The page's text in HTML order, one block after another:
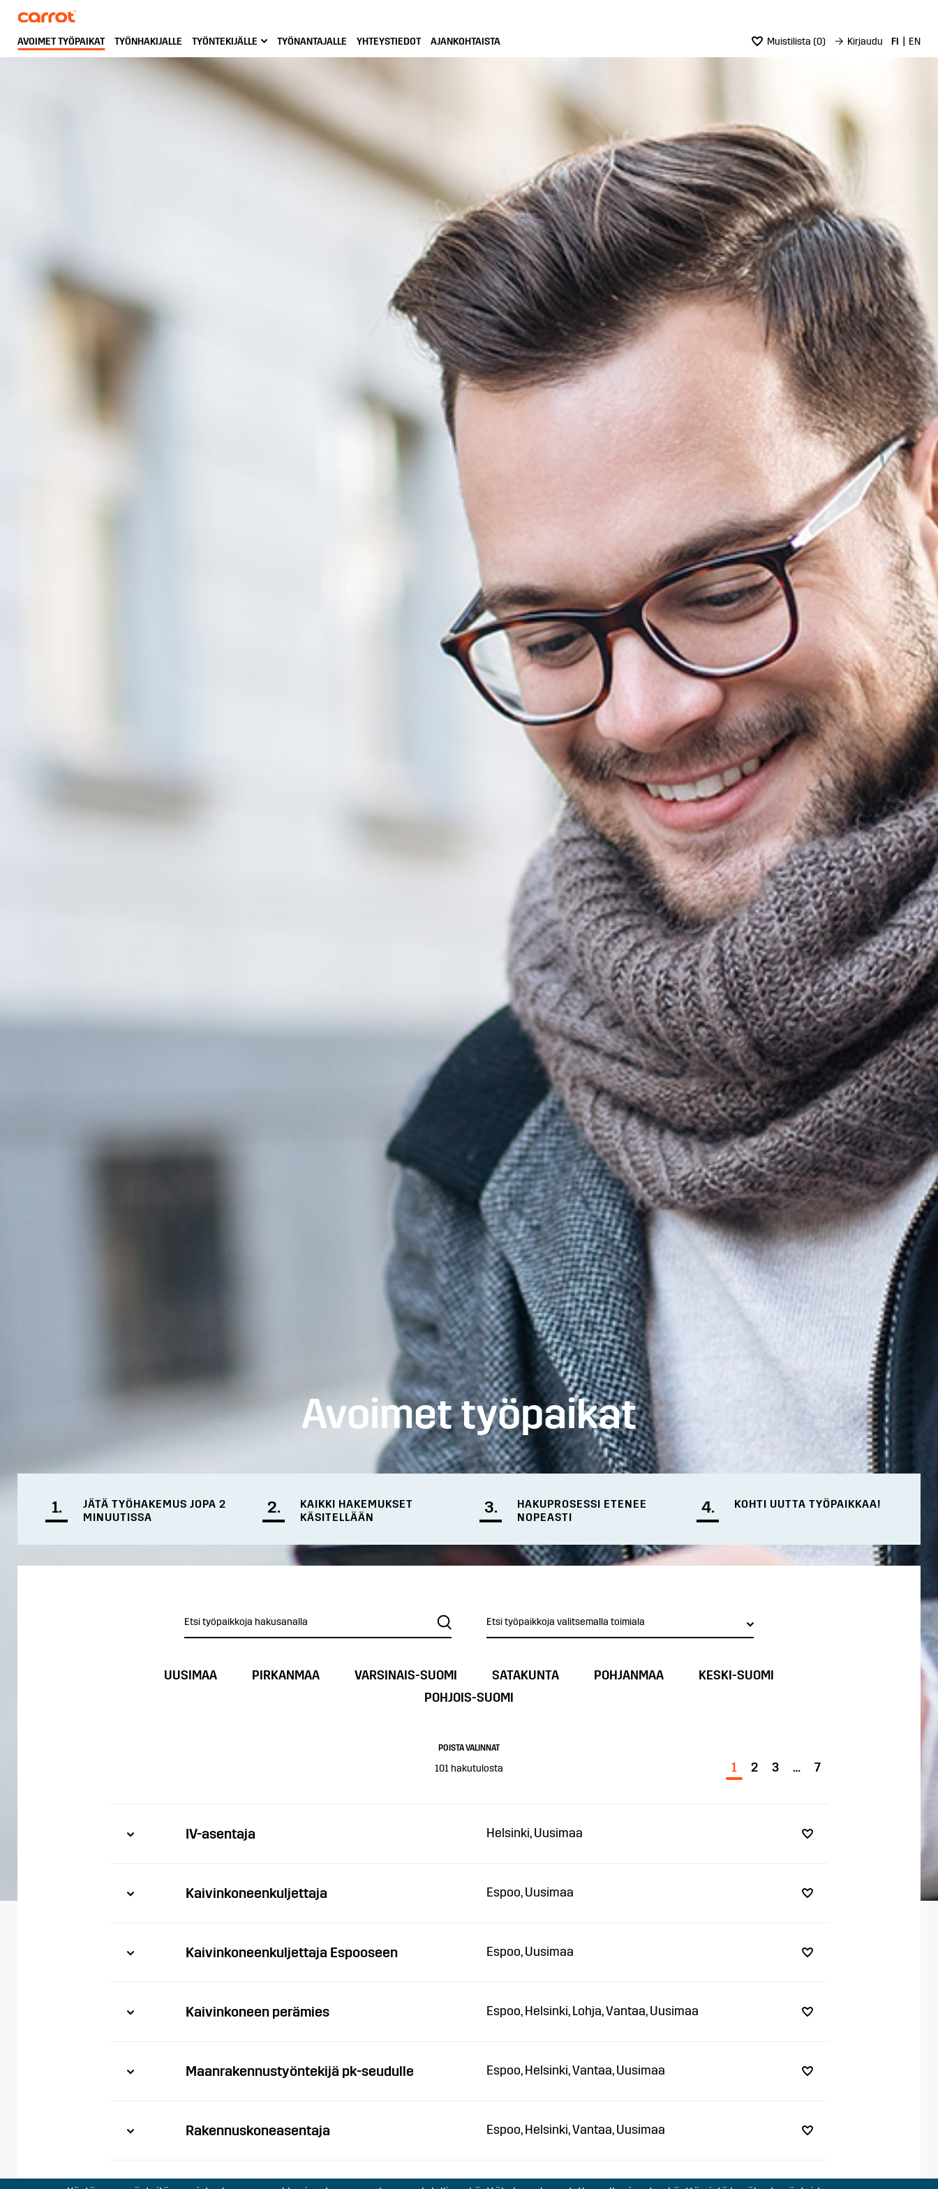
AVOIMET TYÖPAIKAT TYÖNHAKIJALLE TYÖNTEKIJÄLLE TYÖNANTAJALLE YHTEYSTIEDOT AJANKOHTAISTA Muistilista (0) → Kirjaudu FI EN
Avoimet työpaikat
1.
JÄTÄ TYÖHAKEMUS JOPA 2
MINUUTISSA
2.
KAIKKI HAKEMUKSET
KÄSITELLÄÄN
3.
HAKUPROSESSI ETENEE
NOPEASTI
4. KOHTI UUTTA TYÖPAIKKAA!
Etsi työpaikkoja valitsemalla toimiala
UUSIMAA PIRKANMAA VARSINAIS-SUOMI SATAKUNTA POHJANMAA
KESKI-SUOMI
POHJOIS-SUOMI
POISTA VALINNAT
101hakutulosta 1 2 3 … 7
IV-asentaja Helsinki, Uusimaa
Kaivinkoneenkuljettaja Espoo, Uusimaa
Kaivinkoneenkuljettaja Espooseen Espoo, Uusimaa
Kaivinkoneen perämies Espoo, Helsinki, Lohja, Vantaa, Uusimaa
Maanrakennustyöntekijä pk-seudulle Espoo, Helsinki, Vantaa, Uusimaa
Rakennuskoneasentaja Espoo, Helsinki, Vantaa, Uusimaa